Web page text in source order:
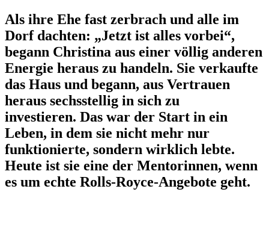
Als ihre Ehe fast zerbrach und alle im
Dorf dachten: „Jetzt ist alles vorbei“,
begann Christina aus einer völlig anderen
Energie heraus zu handeln. Sie verkaufte
das Haus und begann, aus Vertrauen
heraus sechsstellig in sich zu
investieren. Das war der Start in ein
Leben, in dem sie nicht mehr nur
funktionierte, sondern wirklich lebte.
Heute ist sie eine der Mentorinnen, wenn
es um echte Rolls‑Royce‑Angebote geht.